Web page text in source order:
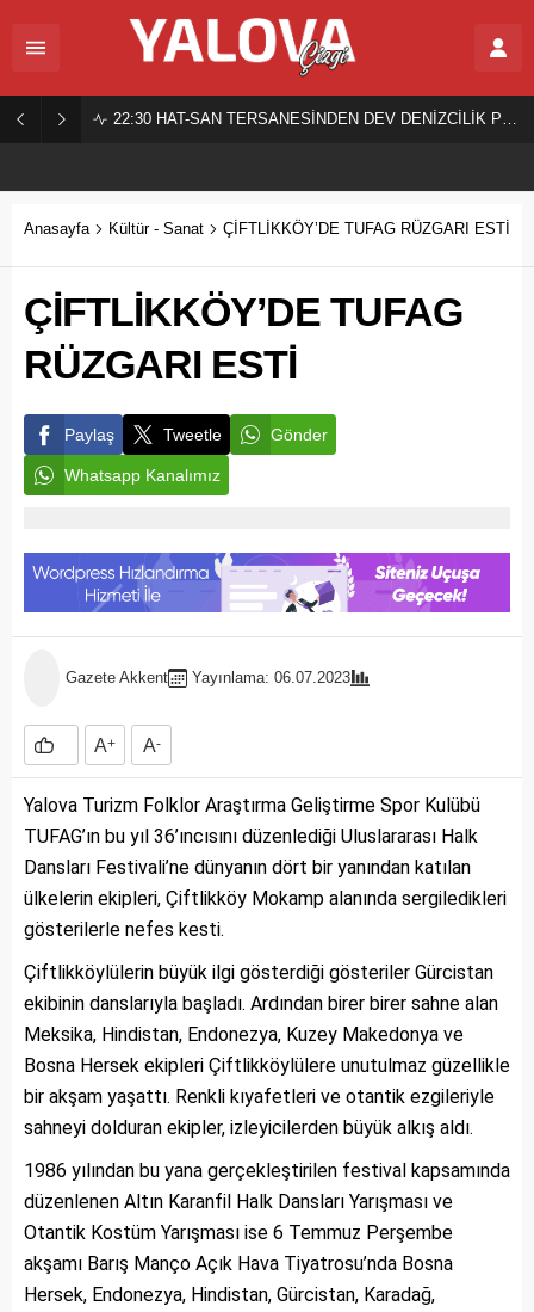
22:30 HAT-SAN TERSANESİNDEN DEV DENİZCİLİK PROJESİ!
Anasayfa Kültür - Sanat ÇİFTLİKKÖY’DE TUFAG RÜZGARI ESTİ
ÇİFTLİKKÖY’DE TUFAG
RÜZGARI ESTİ
Paylaş Tweetle Gönder
Whatsapp Kanalımız
Gazete Akkent Yayınlama: 06.07.2023
A+ A-
Yalova Turizm Folklor Araştırma Geliştirme Spor Kulübü
TUFAG’ın bu yıl 36’ıncısını düzenlediği Uluslararası Halk
Dansları Festivali’ne dünyanın dört bir yanından katılan
ülkelerin ekipleri, Çiftlikköy Mokamp alanında sergiledikleri
gösterilerle nefes kesti.
Çiftlikköylülerin büyük ilgi gösterdiği gösteriler Gürcistan
ekibinin danslarıyla başladı. Ardından birer birer sahne alan
Meksika, Hindistan, Endonezya, Kuzey Makedonya ve
Bosna Hersek ekipleri Çiftlikköylülere unutulmaz güzellikle
bir akşam yaşattı. Renkli kıyafetleri ve otantik ezgileriyle
sahneyi dolduran ekipler, izleyicilerden büyük alkış aldı.
1986 yılından bu yana gerçekleştirilen festival kapsamında
düzenlenen Altın Karanfil Halk Dansları Yarışması ve
Otantik Kostüm Yarışması ise 6 Temmuz Perşembe
akşamı Barış Manço Açık Hava Tiyatrosu’nda Bosna
Hersek, Endonezya, Hindistan, Gürcistan, Karadağ,